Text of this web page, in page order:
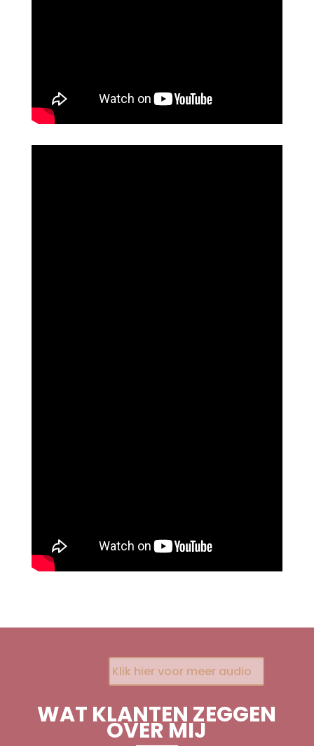
Klik hier voor meer audio
WAT KLANTEN ZEGGEN
OVER MIJ